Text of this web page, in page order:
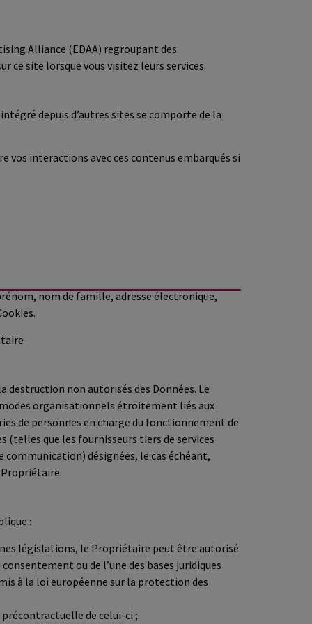
Alliance (EDAA) regroupant des
ce site lorsque vous visitez leurs services.
depuis d’autres sites se comporte de la
vos interactions avec ces contenus embarqués si
nom de famille, adresse électronique,
destruction non autorisés des Données. Le
organisationnels étroitement liés aux
de personnes en charge du fonctionnement de
que les fournisseurs tiers de services
communication) désignées, le cas échéant,
:
législations, le Propriétaire peut être autorisé
ou de l’une des bases juridiques
à la loi européenne sur la protection des
de celui-ci ;